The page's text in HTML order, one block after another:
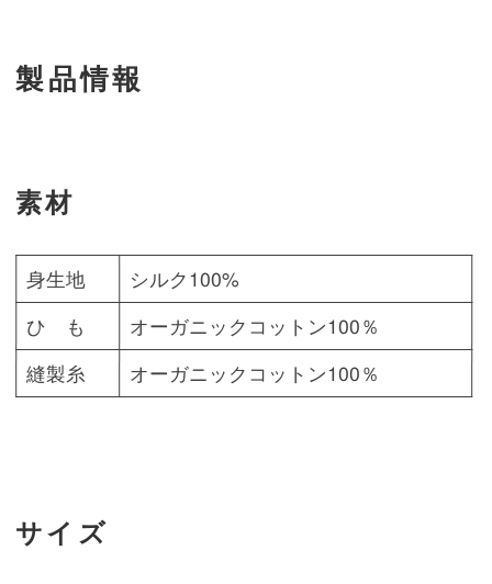
製品情報
素材
身生地 シルク100%
ひ も オーガニックコットン100％
縫製糸 オーガニックコットン100％
サイズ